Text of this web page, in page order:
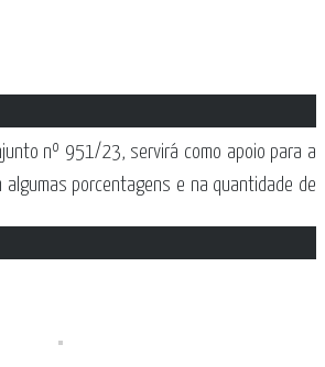
nº 951/23, servirá como apoio para a
porcentagens e na quantidade de